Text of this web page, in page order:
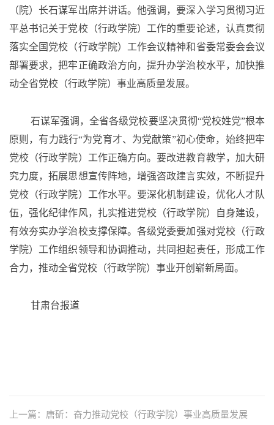
（院）长石谋军出席并讲话。他强调，要深入学习贯彻习近
平总书记关于党校（行政学院）工作的重要论述，认真贯彻
落实全国党校（行政学院）工作会议精神和省委常委会会议
部署要求，把牢正确政治方向，提升办学治校水平，加快推
动全省党校（行政学院）事业高质量发展。
石谋军强调，全省各级党校要坚决贯彻“党校姓党”根本
原则，有力践行“为党育才、为党献策”初心使命，始终把牢
党校（行政学院）工作正确方向。要改进教育教学，加大研
究力度，拓展思想宣传阵地，增强咨政建言实效，不断提升
党校（行政学院）工作水平。要深化机制建设，优化人才队
伍，强化纪律作风，扎实推进党校（行政学院）自身建设，
有效夯实办学治校支撑保障。各级党委要加强对党校（行政
学院）工作组织领导和协调推动，共同担起责任，形成工作
合力，推动全省党校（行政学院）事业开创崭新局面。
甘肃台报道
上一篇：唐斫：奋力推动党校（行政学院）事业高质量发展